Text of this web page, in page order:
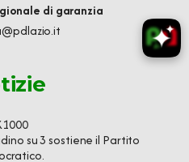
di garanzia
su 3 sostiene il Partito